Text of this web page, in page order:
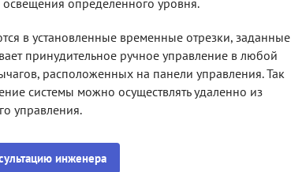
определенного уровня.
в установленные временные отрезки, заданные
принудительное ручное управление в любой
расположенных на панели управления. Так
системы можно осуществлять удаленно из
управления.
инженера